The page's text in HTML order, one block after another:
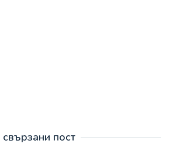
свързани пост